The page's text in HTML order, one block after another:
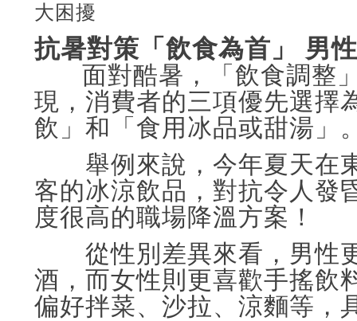
大困擾
抗暑對策「飲食為首」 男
面對酷暑，「飲食調整」
現，消費者的三項優先選擇
飲」和「食用冰品或甜湯」
舉例來說，今年夏天在東
客的冰涼飲品，對抗令人發
度很高的職場降溫方案！
從性別差異來看，男性更
酒，而女性則更喜歡手搖飲
偏好拌菜、沙拉、涼麵等，